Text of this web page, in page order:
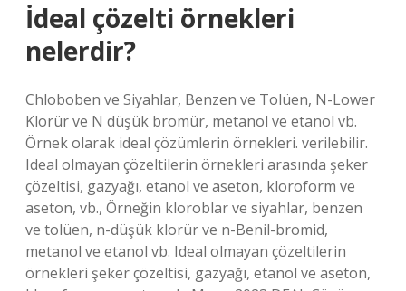
İdeal çözelti örnekleri
nelerdir?
Chloboben ve Siyahlar, Benzen ve Tolüen, N-Lower
Klorür ve N düşük bromür, metanol ve etanol vb.
Örnek olarak ideal çözümlerin örnekleri. verilebilir.
Ideal olmayan çözeltilerin örnekleri arasında şeker
çözeltisi, gazyağı, etanol ve aseton, kloroform ve
aseton, vb., Örneğin kloroblar ve siyahlar, benzen
ve tolüen, n-düşük klorür ve n-Benil-bromid,
metanol ve etanol vb. Ideal olmayan çözeltilerin
örnekleri şeker çözeltisi, gazyağı, etanol ve aseton,